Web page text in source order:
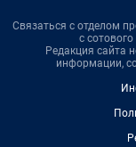
Связаться с отделом
с
Редакция сайта
информации,